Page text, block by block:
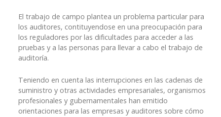
El trabajo de campo plantea un problema particular para
los auditores, contituyendose en una preocupación para
los reguladores por las dificultades para acceder a las
pruebas y a las personas para llevar a cabo el trabajo de
auditoría.
Teniendo en cuenta las interrupciones en las cadenas de
suministro y otras actividades empresariales, organismos
profesionales y gubernamentales han emitido
orientaciones para las empresas y auditores sobre cómo